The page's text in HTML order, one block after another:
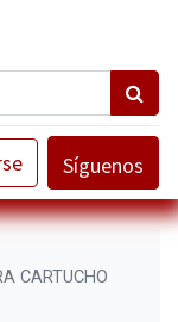
Síguenos
CARTUCHO